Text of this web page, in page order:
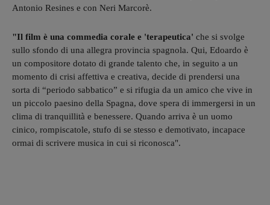
Antonio Resines e con Neri Marcorè.
"Il film è una commedia corale e 'terapeutica' che si svolge
sullo sfondo di una allegra provincia spagnola. Qui, Edoardo è
un compositore dotato di grande talento che, in seguito a un
momento di crisi affettiva e creativa, decide di prendersi una
sorta di “periodo sabbatico” e si rifugia da un amico che vive in
un piccolo paesino della Spagna, dove spera di immergersi in un
clima di tranquillità e benessere. Quando arriva è un uomo
cinico, rompiscatole, stufo di se stesso e demotivato, incapace
ormai di scrivere musica in cui si riconosca".